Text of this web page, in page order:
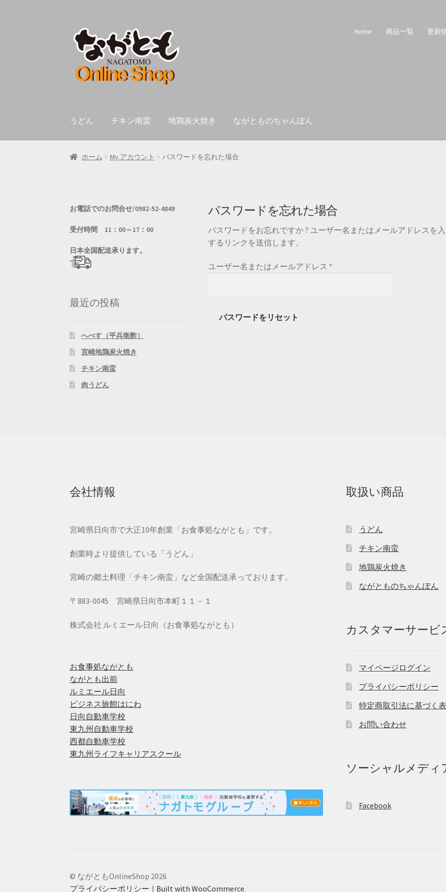
ビ
ゲ
シ
ス
キ
プ
ン
テ
ツ
ッ
プ
Home 商品一覧 更新
うどん チキン南蛮 地鶏炭火焼き ながとものちゃんぽん
ホーム My アカウント パスワードを忘れた場合
パスワードを忘れた場合
パスワードをお忘れですか ? ユーザー名またはメールアドレスを
するリンクを送信します。
ユーザー名またはメールアドレス *必
パスワードをリセット
お電話でのお問合せ/0982-52-4849
受付時間 11：00～17：00
日本全国配送承ります。
最近の投稿
へべす（平兵衛酢）
宮崎地鶏炭火焼き
チキン南蛮
肉うどん
会社情報
宮崎県日向市で大正10年創業「お食事処ながとも」です。
創業時より提供している「うどん」
宮崎の郷土料理「チキン南蛮」など全国配送承っております。
〒883-0045 宮崎県日向市本町１１－１
株式会社 ルミエール日向（お食事処ながとも）
お食事処ながとも
ながとも出前
ルミエール日向
ビジネス旅館はにわ
日向自動車学校
東九州自動車学校
西都自動車学校
東九州ライフキャリアスクール
取扱い商品
うどん
チキン南蛮
地鶏炭火焼き
ながとものちゃんぽん
カスタマーサービ
マイページログイン
プライバシーポリシー
特定商取引法に基づく
お問い合わせ
ソーシャルメディ
Facebook
© ながともOnlineShop 2026
プライバシーポリシー
Built with WooCommerce.